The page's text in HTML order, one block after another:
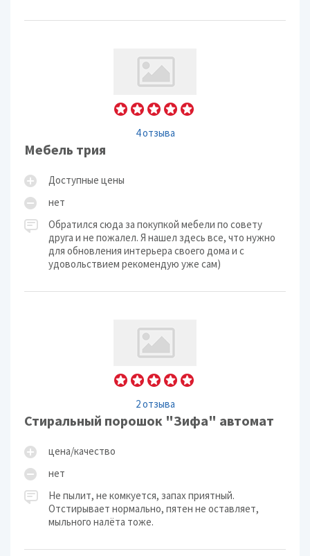
4 отзыва
Мебель трия
Доступные цены
нет
Обратился сюда за покупкой мебели по совету
друга и не пожалел. Я нашел здесь все, что нужно
для обновления интерьера своего дома и с
удовольствием рекомендую уже сам)
2 отзыва
Стиральный порошок "Зифа" автомат
цена/качество
нет
Не пылит, не комкуется, запах приятный.
Отстирывает нормально, пятен не оставляет,
мыльного налёта тоже.